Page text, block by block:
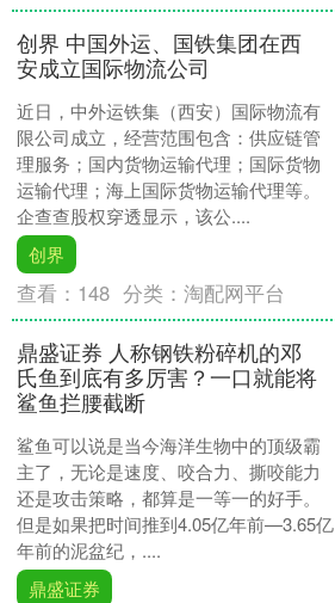
创界 中国外运、国铁集团在西
安成立国际物流公司
近日，中外运铁集（西安）国际物流有
限公司成立，经营范围包含：供应链管
理服务；国内货物运输代理；国际货物
运输代理；海上国际货物运输代理等。
企查查股权穿透显示，该公....
创界
查看： 148 分类：淘配网平台
鼎盛证券 人称钢铁粉碎机的邓
氏鱼到底有多厉害？一口就能将
鲨鱼拦腰截断
鲨鱼可以说是当今海洋生物中的顶级霸
主了，无论是速度、咬合力、撕咬能力
还是攻击策略，都算是一等一的好手。
但是如果把时间推到4.05亿年前—3.65亿
年前的泥盆纪，....
鼎盛证券